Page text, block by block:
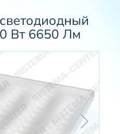
Вт 6650 Лм